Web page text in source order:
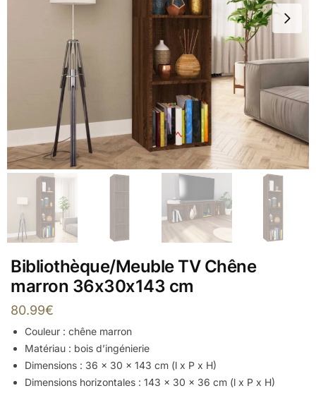
Bibliothèque/Meuble TV Chêne
marron 36x30x143 cm
80.99€
Couleur : chêne marron
Matériau : bois d’ingénierie
Dimensions : 36 x 30 x 143 cm (l x P x H)
Dimensions horizontales : 143 x 30 x 36 cm (l x P x H)